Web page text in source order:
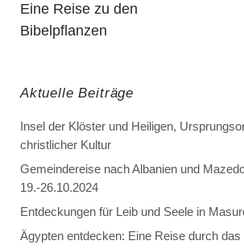
Eine Reise zu den
Bibelpflanzen
Aktuelle Beiträge
Insel der Klöster und Heiligen,
christlicher Kultur
Gemeindereise nach Albanien und
19.-26.10.2024
Entdeckungen für Leib und Seele in
Ägypten entdecken: Eine Reise durch das